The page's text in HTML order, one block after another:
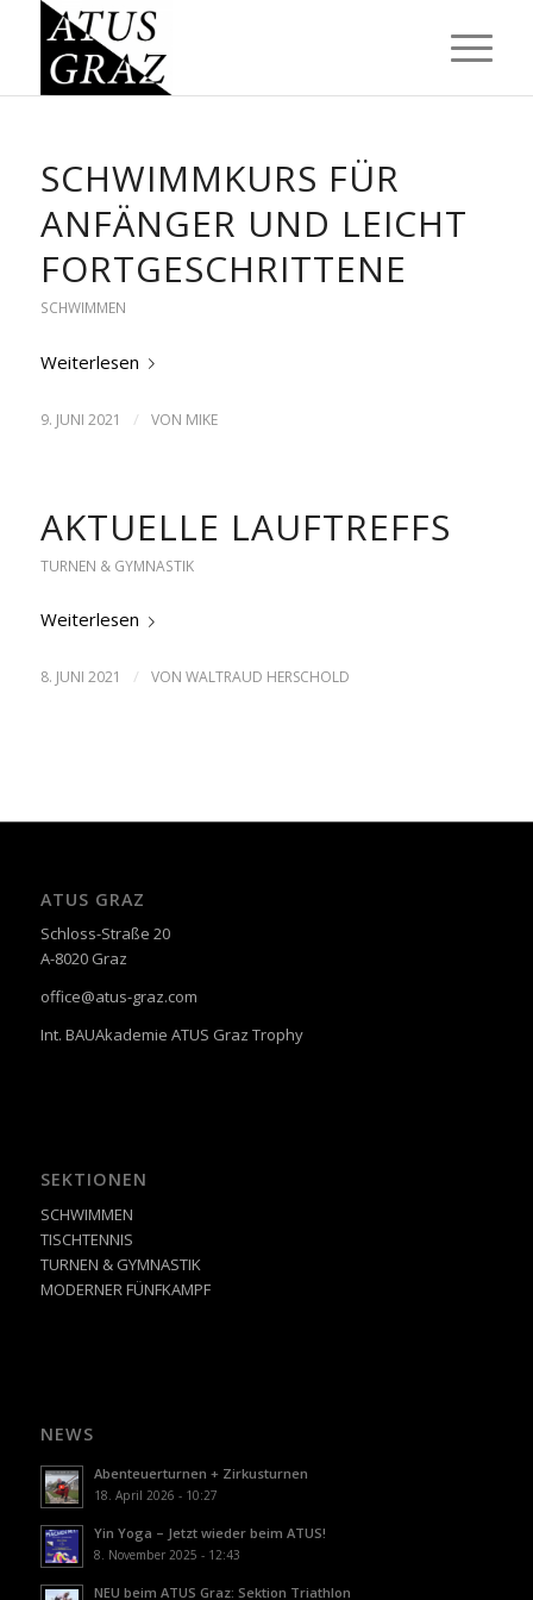
SCHWIMMKURS FÜR
ANFÄNGER UND LEICHT
FORTGESCHRITTENE
SCHWIMMEN
Weiterlesen
9. JUNI 2021 / VON MIKE
AKTUELLE LAUFTREFFS
TURNEN & GYMNASTIK
Weiterlesen
8. JUNI 2021 / VON WALTRAUD HERSCHOLD
ATUS GRAZ
Schloss-Straße 20
A-8020 Graz
office@atus-graz.com
Int. BAUAkademie ATUS Graz Trophy
SEKTIONEN
SCHWIMMEN
TISCHTENNIS
TURNEN & GYMNASTIK
MODERNER FÜNFKAMPF
NEWS
Abenteuerturnen + Zirkusturnen
18. April 2026 - 10:27
Yin Yoga – Jetzt wieder beim ATUS!
8. November 2025 - 12:43
NEU beim ATUS Graz: Sektion Triathlon